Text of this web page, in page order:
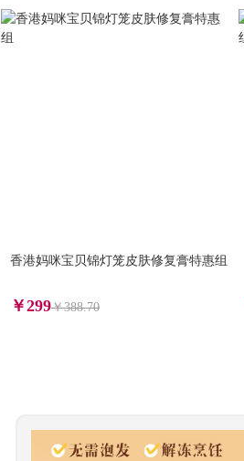
香港妈咪宝贝锦灯笼皮肤修复膏特惠组
￥299￥388.70